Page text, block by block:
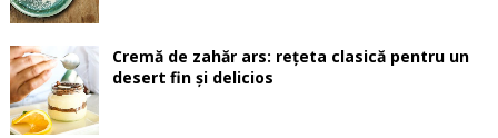
Cremă de zahăr ars: rețeta clasică pentru un
desert fin și delicios